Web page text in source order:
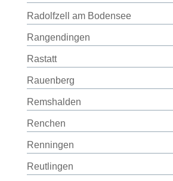
Radolfzell am Bodensee
Rangendingen
Rastatt
Rauenberg
Remshalden
Renchen
Renningen
Reutlingen